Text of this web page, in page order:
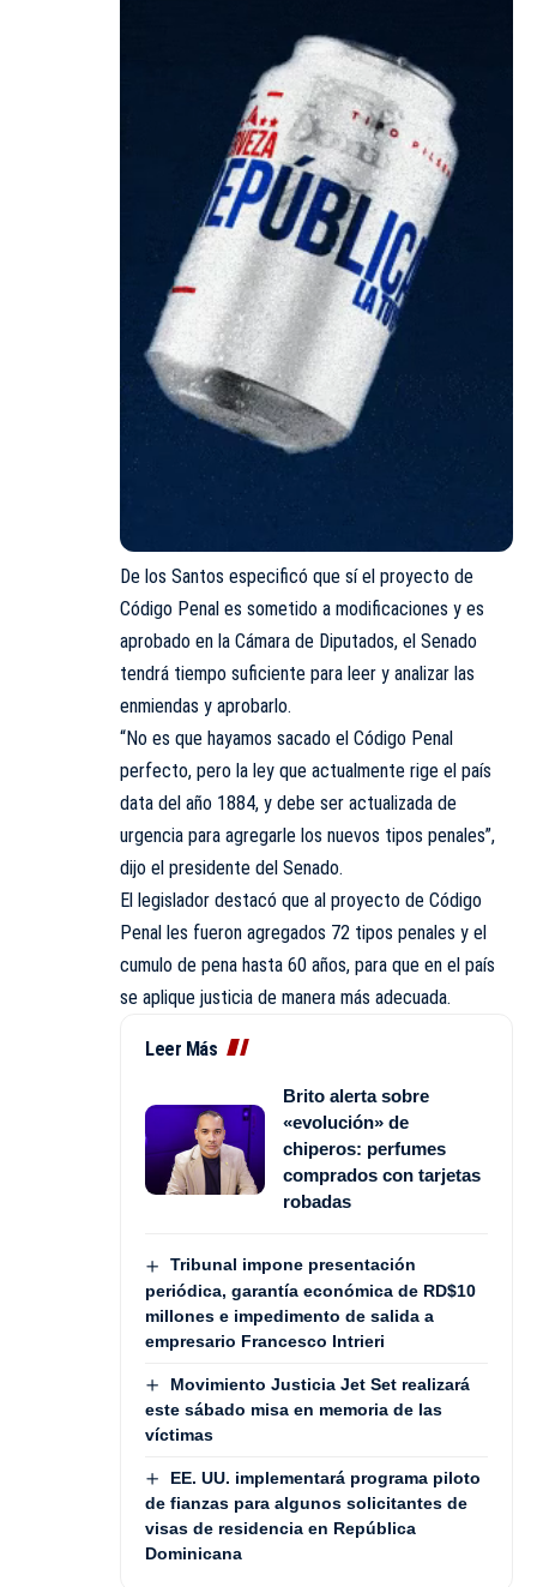
De los Santos especificó que sí el proyecto de
Código Penal es sometido a modificaciones y es
aprobado en la Cámara de Diputados, el Senado
tendrá tiempo suficiente para leer y analizar las
enmiendas y aprobarlo.
“No es que hayamos sacado el Código Penal
perfecto, pero la ley que actualmente rige el país
data del año 1884, y debe ser actualizada de
urgencia para agregarle los nuevos tipos penales”,
dijo el presidente del Senado.
El legislador destacó que al proyecto de Código
Penal les fueron agregados 72 tipos penales y el
cumulo de pena hasta 60 años, para que en el país
se aplique justicia de manera más adecuada.
Leer Más
Brito alerta sobre
«evolución» de
chiperos: perfumes
comprados con tarjetas
robadas
Tribunal impone presentación
periódica, garantía económica de RD$10
millones e impedimento de salida a
empresario Francesco Intrieri
Movimiento Justicia Jet Set realizará
este sábado misa en memoria de las
víctimas
EE. UU. implementará programa piloto
de fianzas para algunos solicitantes de
visas de residencia en República
Dominicana